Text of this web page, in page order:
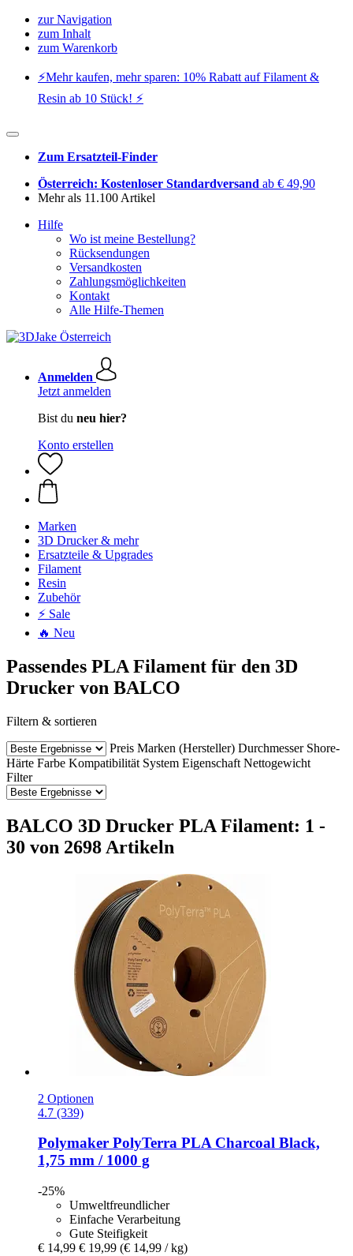
zur Navigation
zum Inhalt
zum Warenkorb
⚡️Mehr kaufen, mehr sparen: 10% Rabatt auf Filament &
Resin ab 10 Stück! ⚡️
Zum Ersatzteil-Finder
Österreich: Kostenloser Standardversand ab € 49,90
Mehr als 11.100 Artikel
Hilfe
Wo ist meine Bestellung?
Rücksendungen
Versandkosten
Zahlungsmöglichkeiten
Kontakt
Alle Hilfe-Themen
Anmelden
Jetzt anmelden
Bist du neu hier?
Konto erstellen
Marken
3D Drucker & mehr
Ersatzteile & Upgrades
Filament
Resin
Zubehör
⚡ Sale
🔥 Neu
Passendes PLA Filament für den 3D
Drucker von BALCO
Filtern & sortieren
Preis Marken (Hersteller) Durchmesser Shore-
Härte Farbe Kompatibilität System Eigenschaft Nettogewicht
Filter
BALCO 3D Drucker PLA Filament: 1 -
30 von 2698 Artikeln
2 Optionen
4.7 (339)
Polymaker PolyTerra PLA Charcoal Black,
1,75 mm / 1000 g
-25%
Umweltfreundlicher
Einfache Verarbeitung
Gute Steifigkeit
€ 14,99 € 19,99 (€ 14,99 / kg)